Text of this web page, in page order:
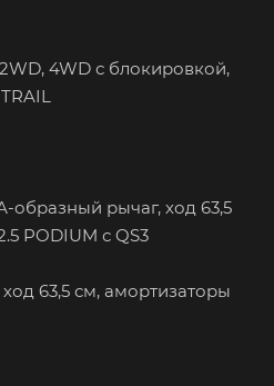
4WD с блокировкой,
рычаг, ход 63,5
PODIUM с QS3
63,5 см, амортизаторы